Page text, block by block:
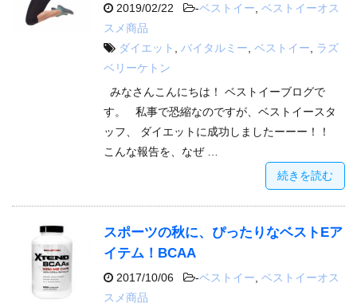
2019/02/22 -ベストイー ベストイーオス
スメ商品
ダイエット
バイタルミー ベストイー
ラズ
ベリーケトン
みなさんこんにちは！ ベストイーブログで
す。 私事で恐縮なのですが、ベストイースタ
ッフ、 ダイエットに成功しましたーーー！！
こんな報告を、なぜ …
続きを読む
スポーツの秋に、ぴったりなベストEア
イテム！BCAA
2017/10/06 -ベストイー, ベストイーオス
スメ商品